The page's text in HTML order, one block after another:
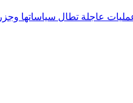
عاجلة تطال سياساتها